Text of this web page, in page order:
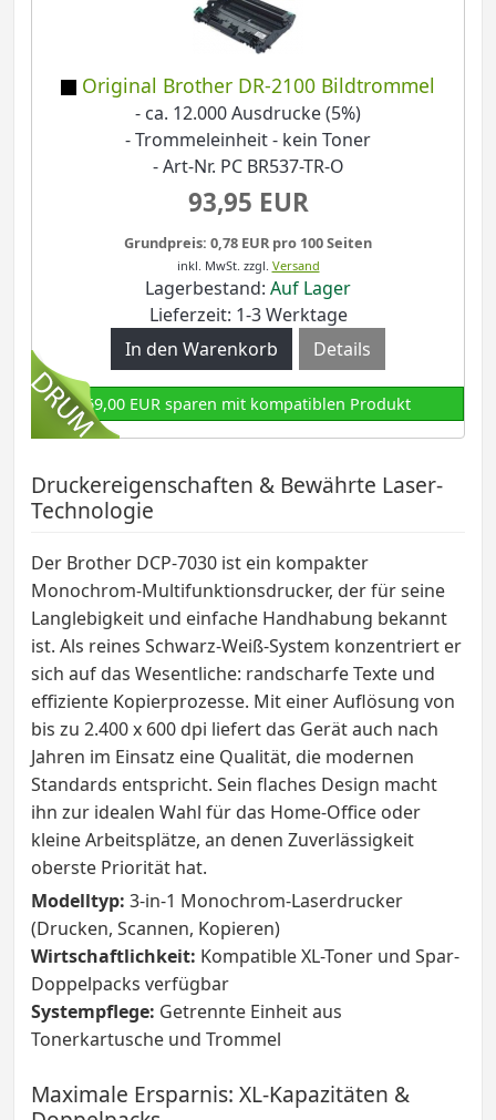
Original Brother DR-2100 Bildtrommel
- ca. 12.000 Ausdrucke (5%)
- Trommeleinheit - kein Toner
- Art-Nr. PC BR537-TR-O
93,95 EUR
Grundpreis: 0,78 EUR pro 100 Seiten
inkl. MwSt. zzgl. Versand
Lagerbestand: Auf Lager
Lieferzeit: 1-3 Werktage
Details
69,00 EUR sparen mit kompatiblen Produkt
Druckereigenschaften & Bewährte Laser-
Technologie
Der Brother DCP-7030 ist ein kompakter
Monochrom-Multifunktionsdrucker, der für seine
Langlebigkeit und einfache Handhabung bekannt
ist. Als reines Schwarz-Weiß-System konzentriert er
sich auf das Wesentliche: randscharfe Texte und
effiziente Kopierprozesse. Mit einer Auflösung von
bis zu 2.400 x 600 dpi liefert das Gerät auch nach
Jahren im Einsatz eine Qualität, die modernen
Standards entspricht. Sein flaches Design macht
ihn zur idealen Wahl für das Home-Office oder
kleine Arbeitsplätze, an denen Zuverlässigkeit
oberste Priorität hat.
Modelltyp: 3-in-1 Monochrom-Laserdrucker
(Drucken, Scannen, Kopieren)
Wirtschaftlichkeit: Kompatible XL-Toner und Spar-
Doppelpacks verfügbar
Systempflege: Getrennte Einheit aus
Tonerkartusche und Trommel
Maximale Ersparnis: XL-Kapazitäten &